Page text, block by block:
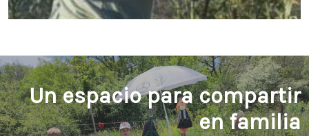
Un espacio para compartir
en familia